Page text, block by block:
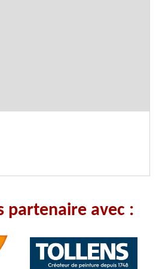
partenaire avec :